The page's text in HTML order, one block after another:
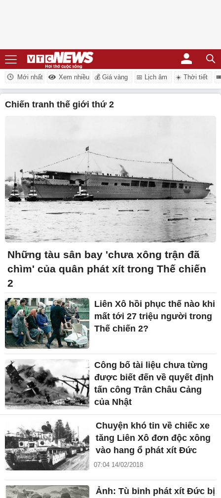
Mới nhất Xem nhiều 💰 Giá vàng 📅 Lịch âm ☀️ Thời tiết
Chiến tranh thế giới thứ 2
Những tàu sân bay 'chưa xông trận đã
chìm' của quân phát xít trong Thế chiến
2
Liên Xô hồi phục thế nào khi
mất tới 27 triệu người trong
Thế chiến 2?
Công bố tài liệu chưa từng
được biết đến về quyết định
tấn công Trân Châu Cảng
của Nhật
Chuyện khó tin về chiếc xe
tăng Liên Xô đơn độc xông
vào hang ổ phát xít Đức
07:04 14/02/2018
Ảnh: Tù binh phát xít Đức bị